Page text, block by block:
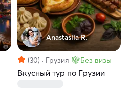
Anastasiia R.
(30) Грузия Без визы
Вкусный тур по Грузии